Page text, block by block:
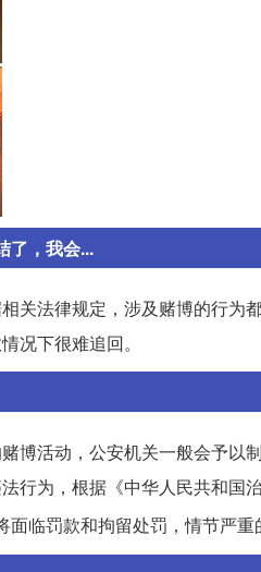
了，我会...
关法律规定，涉及赌博的行为
况下很难追回。
博活动，公安机关一般会予以
行为，根据《中华人民共和国
面临罚款和拘留处罚，情节严重